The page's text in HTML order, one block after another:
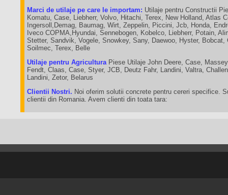
Marci de utilaje pe care le importam: Utilaje pentru Constructii
Komatu, Case, Liebherr, Volvo, Hitachi, Terex, New Holland, Atlas
Ingersoll,Demag, Baumag, Wirt, Zeppelin, Piccini, Jcb, Honda,
Iveco COPMA,Hyundai, Sennebogen, Kobelco, Liebherr, Potain,
Stetter, Sandvik, Vogele, Snowkey, Sany, Daewoo, Hyster, Bobcat,
Soilmec, Terex, Belle
Utilaje pentru Agricultura Piese Utilaje John Deere, Case,
Fendt, Claas, Case, Styer, JCB, Deutz Fahr, Landini, Valtra,
Landini, Zetor, Belarus
Clientii Nostri. Noi oferim solutii concrete pentru cereri specifice.
clientii din Romania. Avem clienti din toata tara: